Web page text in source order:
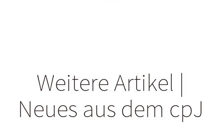
Weitere Artikel |
Neues aus dem cpJ